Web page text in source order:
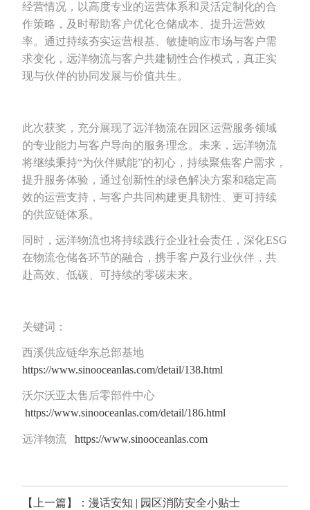
经营情况，以高度专业的运营体系和灵活定制化的合
作策略，及时帮助客户优化仓储成本、提升运营效
率。通过持续夯实运营根基、敏捷响应市场与客户需
求变化，远洋物流与客户共建韧性合作模式，真正实
现与伙伴的协同发展与价值共生。
此次获奖，充分展现了远洋物流在园区运营服务领域
的专业能力与客户导向的服务理念。未来，远洋物流
将继续秉持“为伙伴赋能”的初心，持续聚焦客户需求，
提升服务体验，通过创新性的绿色解决方案和稳定高
效的运营支持，与客户共同构建更具韧性、更可持续
的供应链体系。
同时，远洋物流也将持续践行企业社会责任，深化ESG
在物流仓储各环节的融合，携手客户及行业伙伴，共
赴高效、低碳、可持续的零碳未来。
关键词：
西溪供应链华东总部基地
https://www.sinooceanlas.com/detail/138.html
沃尔沃亚太售后零部件中心
https://www.sinooceanlas.com/detail/186.html
远洋物流https://www.sinooceanlas.com
【上一篇】：漫话安知 | 园区消防安全小贴士